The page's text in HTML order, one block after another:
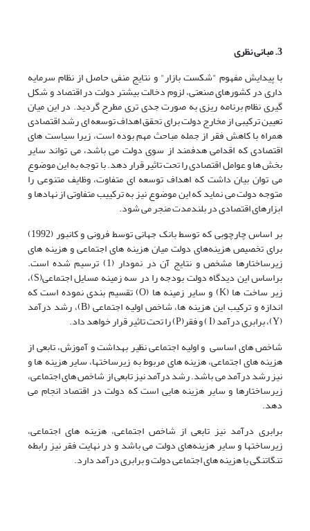
3
.مبانی نظری
با پیدایش مفهوم "شکست بازار" و نتایج منفی حاصل از نظام سرمایه
داری در کشورهای صنعتی، لزوم دخالت بیشتر دولت در اقتصاد و شکل
گیری نظام برنامه ریزی به صورت جدی تری مطرح گردید. در این میان
تعیین ترکیبی از مخارج دولت برای تحقق اهداف توسعه ای رشد اقتصادی
همراه با کاهش فقر از جمله مباحث مهم بوده است، زیرا سیاست های
اقتصادی که اقدامی هدفمند از سوی دولت می باشد، می تواند سایر
بخش ها و عوامل اقتصادی را تحت تاثیر قرار دهد. با توجه به این موضوع
می توان بیان داشت که اهداف توسعه ای متفاوت، وظایف متنوعی را
متوجه دولت می نماید که این موضوع نیز به ترکییب متفاوتی از نهادها و
ابزارهای اقتصادی در بلندمدت منجر می شود.
بر اساس چارچوبی که توسط بانک جهانی توسط فرونی و کانبور (1992)
برای تخصیص هزینه‌های دولت میان هزینه های اجتماعی و هزینه های
زیرساختارها مشخص و نتایج آن در نمودار (1) ترسیم شده است.
براساس این دیدگاه دولت بودجه را در سه زمینه مسایل اجتماعی(S)،
زیر ساخت ها (K) و سایر زمینه ها (O) تقسیم بندی نموده است که
اندازه و ترکیب این هزینه ها، شاخص اولیه اجتماعی (B)، رشد درآمد
(Y)، برابری درآمد (I ) و فقر(P) را تحت تاثیر قرار خواهد داد.
شاخص های اساسی و اولیه اجتماعی نظیر بهداشت و آموزش، تابعی از
هزینه های اجتماعی، هزینه های مربوط به زیرساختها، سایر هزینه ها و
نیز رشد درآمد می باشد. رشد درآمد نیز تابعی از شاخص های اجتماعی،
زیرساختارها و سایر هزینه هایی است که دولت در اقتصاد انجام می
دهد.
برابری درآمد نیز تابعی از شاخص اجتماعی، هزینه های اجتماعی،
زیرساختها و سایر هزینه‌های دولت می باشد و در نهایت فقر نیز رابطه
تنگاتنگی با هزینه های اجتماعی دولت و برابری درآمد دارد.